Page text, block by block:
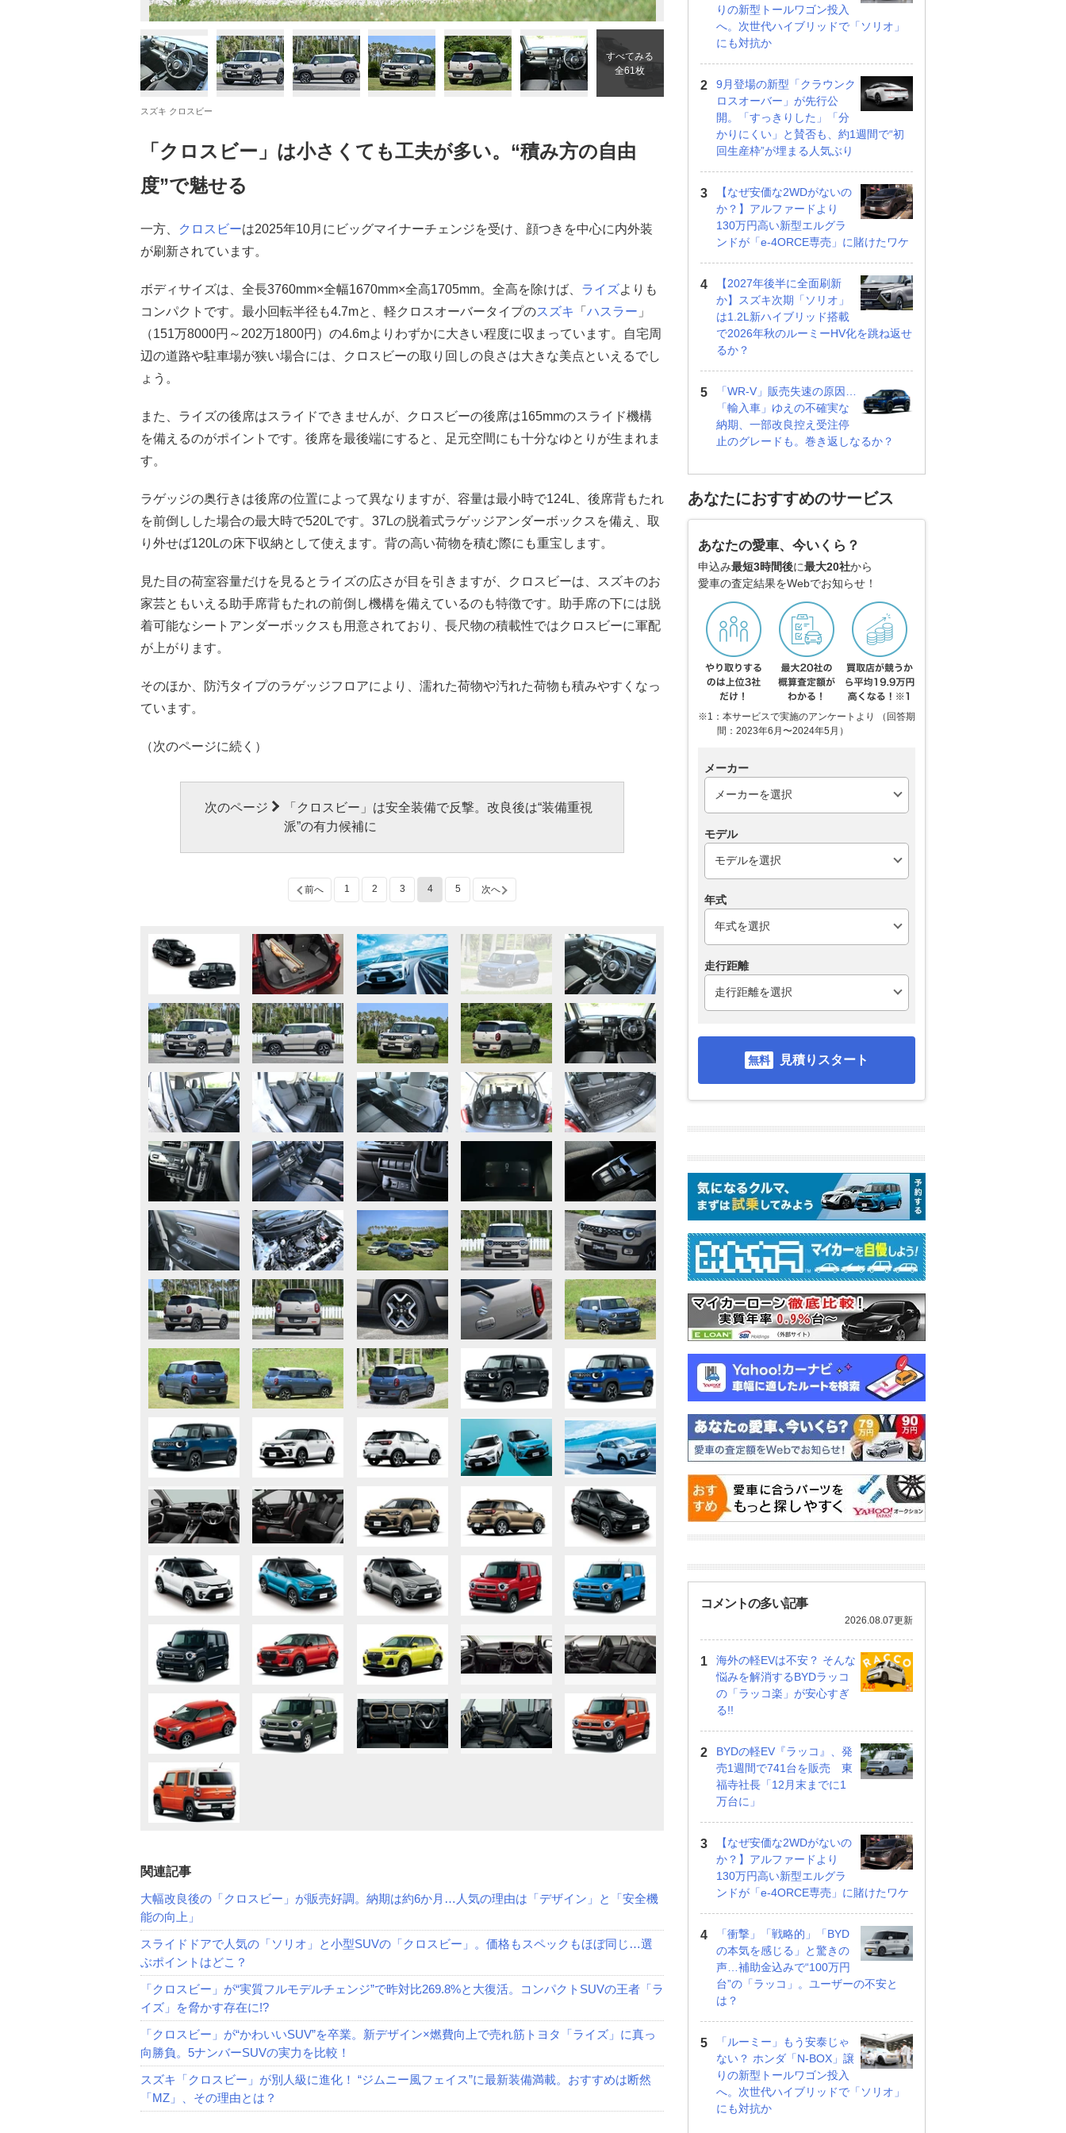
すべてみる
全61枚
スズキ クロスビー
「クロスビー」は小さくても工夫が多い。“積み方の自由
度”で魅せる
一方、 クロスビーは2025年10月にビッグマイナーチェンジを受け、顔つきを中心に内外装
が刷新されています。
ボディサイズは、全長3760mm×全幅1670mm×全高1705mm。全高を除けば、 ライズよりも
コンパクトです。最小回転半径も4.7mと、軽クロスオーバータイプのスズキ 「 ハスラー 」
（151万8000円～202万1800円）の4.6mよりわずかに大きい程度に収まっています。自宅周
辺の道路や駐車場が狭い場合には、クロスビーの取り回しの良さは大きな美点といえるでし
ょう。
また、ライズの後席はスライドできませんが、クロスビーの後席は165mmのスライド機構
を備えるのがポイントです。後席を最後端にすると、足元空間にも十分なゆとりが生まれま
す。
ラゲッジの奥行きは後席の位置によって異なりますが、容量は最小時で124L、後席背もたれ
を前倒しした場合の最大時で520Lです。37Lの脱着式ラゲッジアンダーボックスを備え、取
り外せば120Lの床下収納として使えます。背の高い荷物を積む際にも重宝します。
見た目の荷室容量だけを見るとライズの広さが目を引きますが、クロスビーは、スズキのお
家芸ともいえる助手席背もたれの前倒し機構を備えているのも特徴です。助手席の下には脱
着可能なシートアンダーボックスも用意されており、長尺物の積載性ではクロスビーに軍配
が上がります。
そのほか、防汚タイプのラゲッジフロアにより、濡れた荷物や汚れた荷物も積みやすくなっ
ています。
（次のページに続く）
次のページ
「クロスビー」は安全装備で反撃。改良後は“装備重視
派”の有力候補に
前へ 1 2 3 4 5 次へ
関連記事
大幅改良後の「クロスビー」が販売好調。納期は約6か月…人気の理由は「デザイン」と「安全機
能の向上」
スライドドアで人気の「ソリオ」と小型SUVの「クロスビー」。価格もスペックもほぼ同じ…選
ぶポイントはどこ？
「クロスビー」が“実質フルモデルチェンジ”で昨対比269.8%と大復活。コンパクトSUVの王者「ラ
イズ」を脅かす存在に!?
「クロスビー」が“かわいいSUV”を卒業。新デザイン×燃費向上で売れ筋トヨタ「ライズ」に真っ
向勝負。5ナンバーSUVの実力を比較！
スズキ「クロスビー」が別人級に進化！ “ジムニー風フェイス”に最新装備満載。おすすめは断然
「MZ」、その理由とは？
りの新型トールワゴン投入
へ。次世代ハイブリッドで「ソリオ」
にも対抗か
9月登場の新型「クラウンク
ロスオーバー」が先行公
開。「すっきりした」「分
かりにくい」と賛否も、約1週間で“初
回生産枠”が埋まる人気ぶり
【なぜ安価な2WDがないの
か？】アルファードより
130万円高い新型エルグラ
ンドが「e-4ORCE専売」に賭けたワケ
【2027年後半に全面刷新
か】スズキ次期「ソリオ」
は1.2L新ハイブリッド搭載
で2026年秋のルーミーHV化を跳ね返せ
るか？
「WR-V」販売失速の原因…
「輸入車」ゆえの不確実な
納期、一部改良控え受注停
止のグレードも。巻き返しなるか？
あなたにおすすめのサービス
あなたの愛車、今いくら？
申込み最短3時間後に最大20社から
愛車の査定結果をWebでお知らせ！
※1：本サービスで実施のアンケートより （回答期
間：2023年6月〜2024年5月）
メーカー
モデル
年式
走行距離
見積りスタート
コメントの多い記事
2026.08.07更新
海外の軽EVは不安？ そんな
悩みを解消するBYDラッコ
の「ラッコ楽」が安心すぎ
る!!
BYDの軽EV『ラッコ』、発
売1週間で741台を販売 東
福寺社長「12月末までに1
万台に」
【なぜ安価な2WDがないの
か？】アルファードより
130万円高い新型エルグラ
ンドが「e-4ORCE専売」に賭けたワケ
「衝撃」「戦略的」「BYD
の本気を感じる」と驚きの
声…補助金込みで“100万円
台”の「ラッコ」。ユーザーの不安と
は？
「ルーミー」もう安泰じゃ
ない？ ホンダ「N-BOX」譲
りの新型トールワゴン投入
へ。次世代ハイブリッドで「ソリオ」
にも対抗か